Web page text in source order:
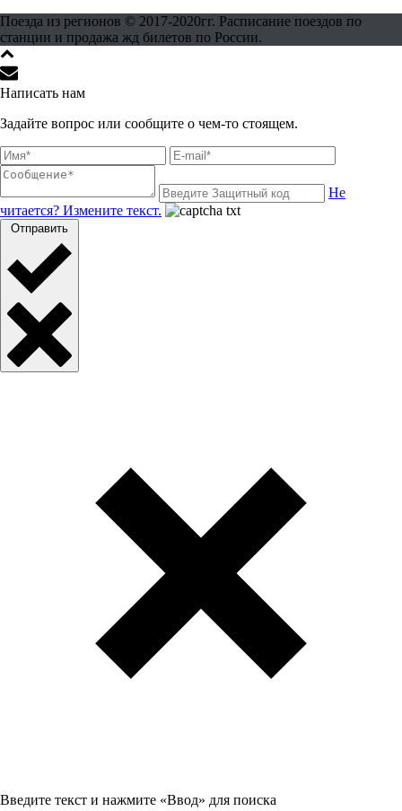
Поезда из регионов © 2017-2020гг. Расписание поездов по
станции и продажа жд билетов по России.
Написать нам
Задайте вопрос или сообщите о чем-то стоящем.
Не
читается? Измените текст.
Отправить
Введите текст и нажмите «Ввод» для поиска